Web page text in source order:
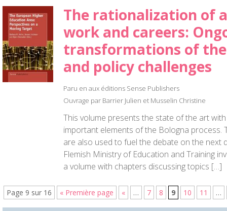
The rationalization of
work and careers:
transformations of
and policy challenges
Paru en aux éditions Sense Publishers
Ouvrage par Barrier Julien et Musselin Christine
This volume presents the state of the art
important elements of the Bologna process.
are also used to fuel the debate on the next
Flemish Ministry of Education and Training
a volume with chapters discussing topics […]
Page 9 sur 16 « Première page « … 7 8 9 10 11 …